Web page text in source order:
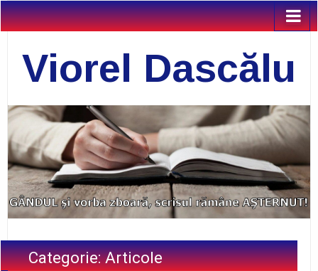
Viorel Dascălu
Categorie:Articole